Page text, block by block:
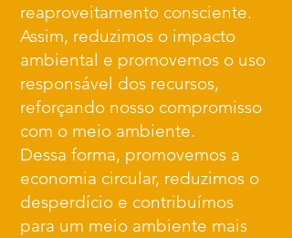
reaproveitamento consciente.
Assim, reduzimos o impacto
ambiental e promovemos o uso
responsável dos recursos,
reforçando nosso compromisso
com o meio ambiente.
Dessa forma, promovemos a
economia circular, reduzimos o
desperdício e contribuímos
para um meio ambiente mais